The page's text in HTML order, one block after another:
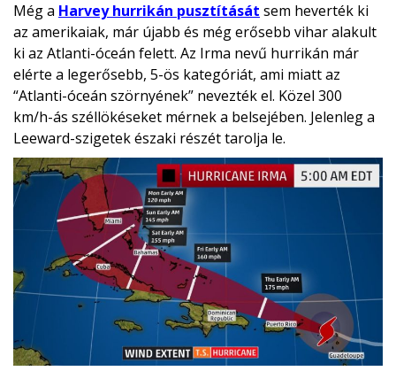
Még a Harvey hurrikán pusztítását sem heverték ki
az amerikaiak, már újabb és még erősebb vihar alakult
ki az Atlanti-óceán felett. Az Irma nevű hurrikán már
elérte a legerősebb, 5-ös kategóriát, ami miatt az
“Atlanti-óceán szörnyének” nevezték el. Közel 300
km/h-ás széllökéseket mérnek a belsejében. Jelenleg a
Leeward-szigetek északi részét tarolja le.